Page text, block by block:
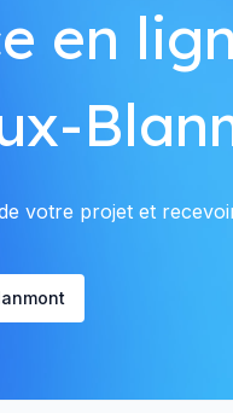
en
votre projet et